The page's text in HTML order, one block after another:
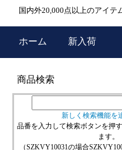
国内外20,000点以上のアイ
ホーム 新入荷
商品検索
新しく検索機能を
品番を入力して検索ボタンを押
ます。
（SZKVY10031の場合